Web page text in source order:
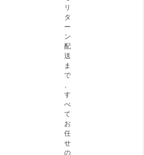
リ
タ
ー
ン
配
送
ま
で
す
べ
て
お
任
せ
の